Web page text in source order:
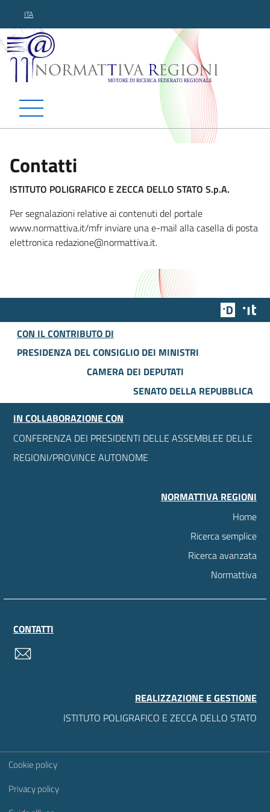
ITA
Normattiva Regioni -
Contatti
ISTITUTO POLIGRAFICO E ZECCA DELLO STATO S.p.A.
Per segnalazioni relative ai contenuti del portale
www.normattiva.it/mfr inviare una e-mail alla casella di posta
elettronica redazione@normattiva.it.
Team
CON IL CONTRIBUTO DI
PRESIDENZA DEL CONSIGLIO DEI MINISTRI
CAMERA DEI DEPUTATI
SENATO DELLA REPUBBLICA
IN COLLABORAZIONE CON
CONFERENZA DEI PRESIDENTI DELLE ASSEMBLEE DELLE
REGIONI/PROVINCE AUTONOME
NORMATTIVA REGIONI
Home
Ricerca semplice
Ricerca avanzata
Normattiva
CONTATTI
REALIZZAZIONE E GESTIONE
ISTITUTO POLIGRAFICO E ZECCA DELLO STATO
Sezione Link Utili
Cookie policy
Privacy policy